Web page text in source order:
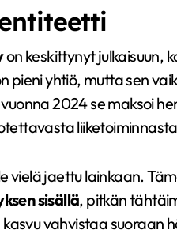
on keskittynyt julkaisuun,
pieni yhtiö, mutta sen
2024 se maksoi
vielä jaettu lainkaan.
sisällä, pitkän
vahvistaa suoraan